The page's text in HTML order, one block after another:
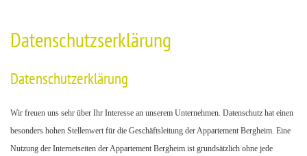
Datenschutzserklärung
Datenschutzerklärung
Wir freuen uns sehr über Ihr Interesse an unserem Unternehmen. Datenschutz hat einen
besonders hohen Stellenwert für die Geschäftsleitung der Appartement Bergheim. Eine
Nutzung der Internetseiten der Appartement Bergheim ist grundsätzlich ohne jede